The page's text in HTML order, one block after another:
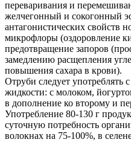
переваривания и
желчегонный и сокогонный
антагонистических свойств
микрофлоры (оздоровление
предотвращение запоров
замедлению расщепления
повышения сахара в крови).
Отруби следует употреблять
жидкости: с молоком,
в дополнение ко второму и
Употребление 80-130 г
суточную потребность
волокнах на 75-100%, в